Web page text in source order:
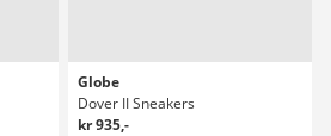
Globe
Dover II Sneakers
kr 935,-